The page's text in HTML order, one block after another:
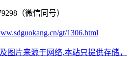
（微信同号）
gt/1306.html
图片来源于网络,本站只提供存储，